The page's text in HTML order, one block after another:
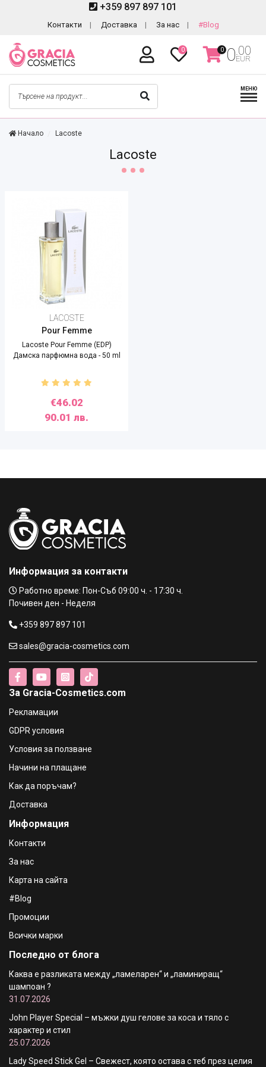
+359 897 897 101
Контакти Доставка За нас #Blog
0 0 0.00
EUR
МЕНЮ
Начало Lacoste
Lacoste
LACOSTE
Pour Femme
Lacoste Pour Femme (EDP)
Дамска парфюмна вода - 50 ml
€46.02
90.01 лв.
Информация за контакти
Работно време: Пон-Съб 09:00 ч. - 17:30 ч.
Почивен ден - Неделя
+359 897 897 101
sales@gracia-cosmetics.com
За Gracia-Cosmetics.com
Рекламации
GDPR условия
Условия за ползване
Начини на плащане
Как да поръчам?
Доставка
Информация
Контакти
За нас
Карта на сайта
#Blog
Промоции
Всички марки
Последно от блога
Каква е разликата между „ламеларен“ и „ламиниращ“
шампоан ?
31.07.2026
John Player Special – мъжки душ гелове за коса и тяло с
характер и стил
25.07.2026
Lady Speed Stick Gel – Свежест, която остава с теб през целия